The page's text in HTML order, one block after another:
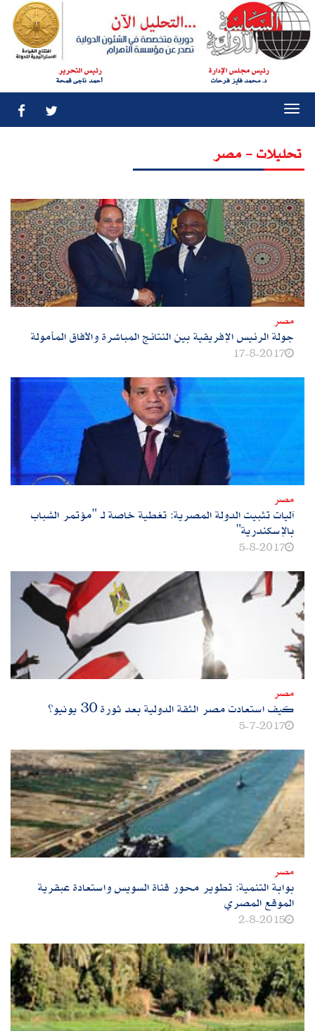
رئيس مجلس الإدارة
د. محمد فايز فرحات
رئيس التحرير
أحمد ناجى قمحة
تحليلات - مصر
مصر
جولة الرئيس الإفريقية بين النتائج المباشرة والآفاق المأمولة
17-8-2017
مصر
آليات تثبيت الدولة المصرية: تغطية خاصة لـ "مؤتمر الشباب
بالإسكندرية"
5-8-2017
مصر
كيف استعادت مصر الثقة الدولية بعد ثورة 30 يونيو؟
5-7-2017
مصر
بوابة التنمية: تطوير محور قناة السويس واستعادة عبقرية
الموقع المصري
2-8-2015